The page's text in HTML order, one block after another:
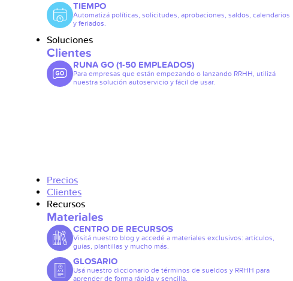
TIEMPO
Automatizá políticas, solicitudes, aprobaciones, saldos, calendarios
y feriados.
Soluciones
Clientes
RUNA GO (1-50 EMPLEADOS)
Para empresas que están empezando o lanzando RRHH, utilizá
nuestra solución autoservicio y fácil de usar.
Precios
Clientes
Recursos
Materiales
CENTRO DE RECURSOS
Visitá nuestro blog y accedé a materiales exclusivos: artículos,
guías, plantillas y mucho más.
GLOSARIO
Usá nuestro diccionario de términos de sueldos y RRHH para
aprender de forma rápida y sencilla.